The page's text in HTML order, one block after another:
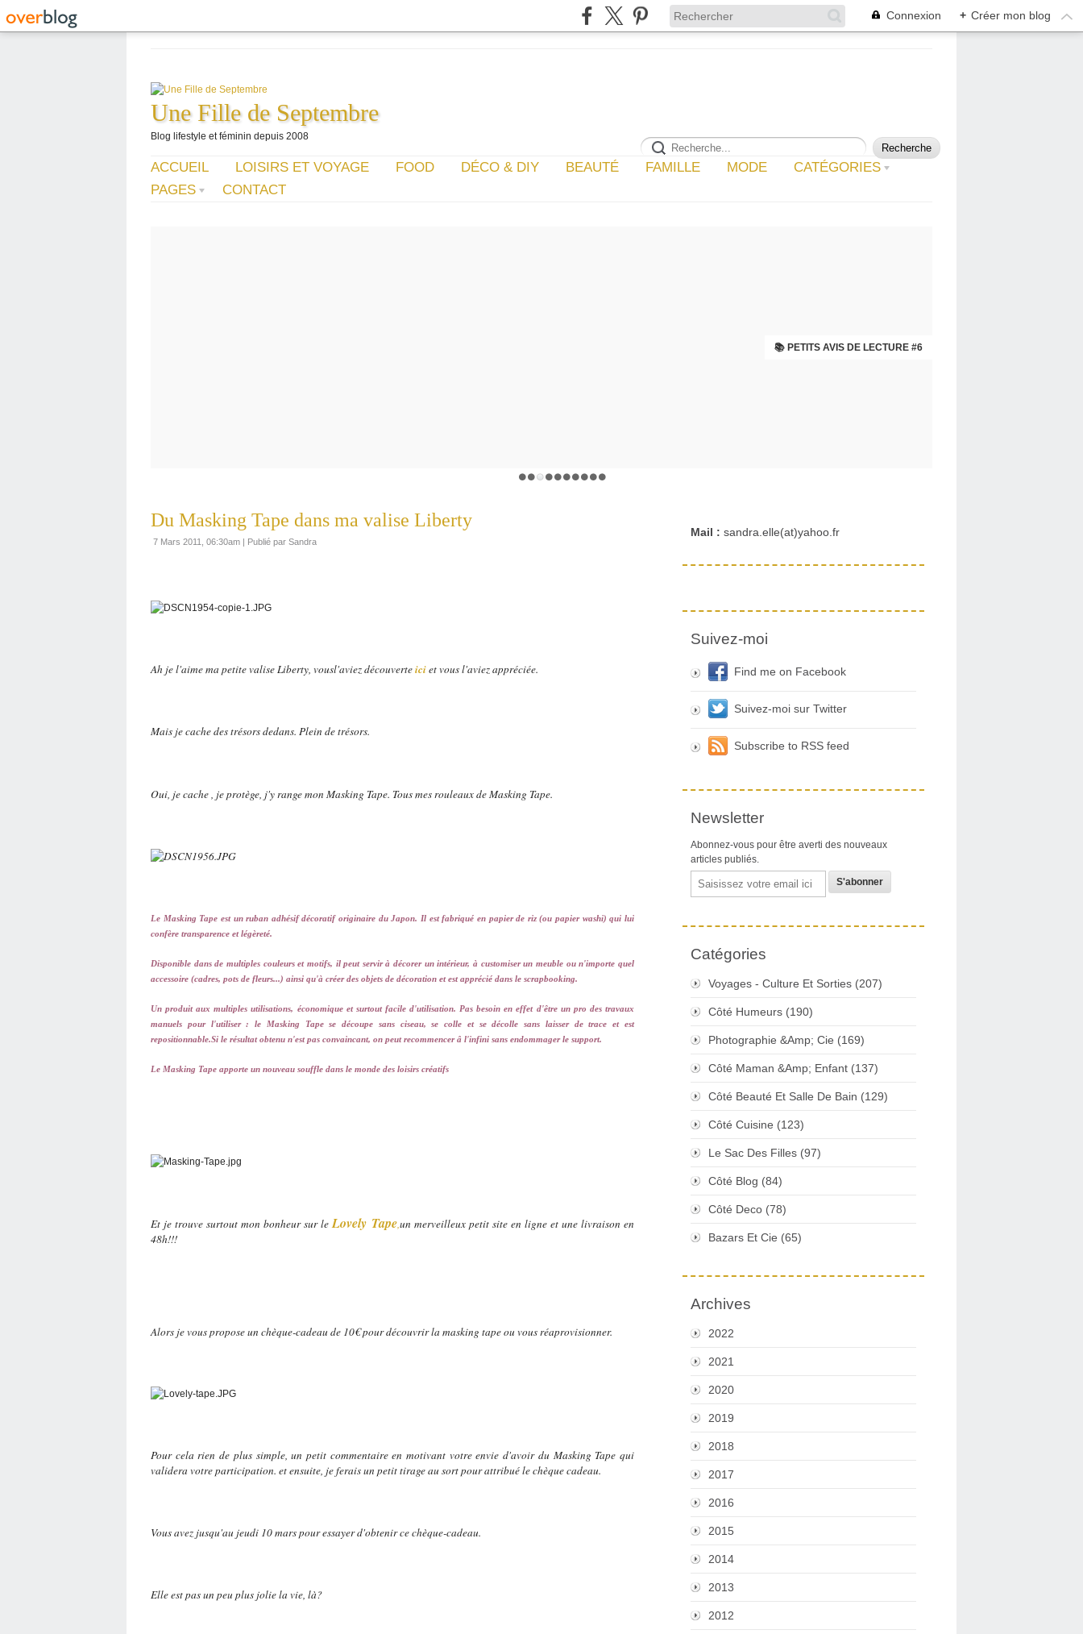
Connexion + Créer mon blog
Une Fille de Septembre
Blog lifestyle et féminin depuis 2008
ACCUEIL LOISIRS ET VOYAGE FOOD DÉCO & DIY BEAUTÉ FAMILLE MODE
CATÉGORIES
PAGES
CONTACT
📚 PETITS AVIS DE LECTURE #6
WHAT'S IN THE :DEGUSTA BOX : MAI 2022 - PIQUE-NIQUE AU SOLEIL
Du Masking Tape dans ma valise Liberty
7 Mars 2011, 06:30am | Publié par Sandra
Ah je l'aime ma petite valise Liberty, vousl'aviez découverteiciet vous l'aviez appréciée.
Mais je cache des trésors dedans. Plein de trésors.
Oui, je cache , je protège, j'y range mon Masking Tape. Tous mes rouleaux de Masking Tape.
Le Masking Tape est un ruban adhésif décoratif originaire du Japon. Il est fabriqué en papier de riz (ou papier washi) qui lui
confère transparence et légèreté.
Disponible dans de multiples couleurs et motifs, il peut servir à décorer un intérieur, à customiser un meuble ou n'importe quel
accessoire (cadres, pots de fleurs...) ainsi qu'à créer des objets de décoration et est apprécié dans le scrapbooking.
Un produit aux multiples utilisations, économique et surtout facile d'utilisation. Pas besoin en effet d'être un pro des travaux
manuels pour l'utiliser : le Masking Tape se découpe sans ciseau, se colle et se décolle sans laisser de trace et est
repositionnable.Si le résultat obtenu n'est pas convaincant, on peut recommencer â l'infini sans endommager le support.
Le Masking Tape apporte un nouveau souffle dans le monde des loisirs créatifs
Et je trouve surtout mon bonheur sur leLovely Tape,un merveilleux petit site en ligne et une livraison en
48h!!!
Alors je vous propose un chèque-cadeau de 10€ pour découvrir la masking tape ou vous réaprovisionner.
Pour cela rien de plus simple, un petit commentaire en motivant votre envie d'avoir du Masking Tape qui
validera votre participation. et ensuite, je ferais un petit tirage au sort pour attribué le chèque cadeau.
Vous avez jusqu'au jeudi 10 mars pour essayer d'obtenir ce chèque-cadeau.
Elle est pas un peu plus jolie la vie, là?
Mail : sandra.elle(at)yahoo.fr
Suivez-moi
Find me on Facebook
Suivez-moi sur Twitter
Subscribe to RSS feed
Newsletter
Abonnez-vous pour être averti des nouveaux
articles publiés.
Email
Catégories
Voyages - Culture Et Sorties (207)
Côté Humeurs (190)
Photographie &Amp; Cie (169)
Côté Maman &Amp; Enfant (137)
Côté Beauté Et Salle De Bain (129)
Côté Cuisine (123)
Le Sac Des Filles (97)
Côté Blog (84)
Côté Deco (78)
Bazars Et Cie (65)
Archives
2022
2021
2020
2019
2018
2017
2016
2015
2014
2013
2012